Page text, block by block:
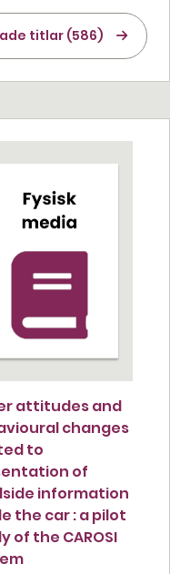
titlar (586)
attitudes and
changes
to
of
information
the car : a pilot
of the CAROSI